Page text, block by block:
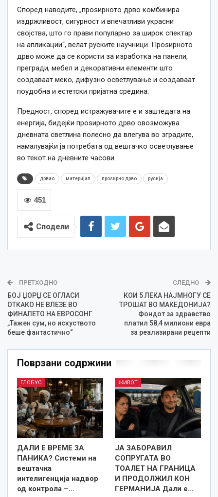
Според наводите, „проѕирното дрво комбинира
издржливост, сигурност и впечатливи украсни
својства, што го прави популарно за широк спектар
на апликации“, велат руските научници. Проѕирното
дрво може да се користи за изработка на панели,
прегради, мебел и декоративни елементи што
создаваат меко, дифузно осветлување и создаваат
поудобна и естетски пријатна средина.
Предност, според истражувачите е и заштедата на
енергија, бидејќи проѕирното дрво овозможува
дневната светлина полесно да влегува во зградите,
намалувајќи ја потребата од вештачко осветлување
во текот на дневните часови.
дрвао материјал проѕирно дрво русија
451
Сподели
ПРЕТХОДНО
БОЈ ЏОРЏ СЕ ОГЛАСИ
ОТКАКО НЕ ВЛЕЗЕ ВО
ФИНАЛЕТО НА ЕВРОСОНГ
„Тажен сум, но искуството
беше фантастично“
СЛЕДНО
КОИ 5 ЛЕКА НАЈМНОГУ СЕ
ТРОШАТ ВО МАКЕДОНИЈА?
Фондот за здравство
платил 58,4 милиони евра
за реализирани рецепти
Поврзани содржини
ГЛОБУС
ДАЛИ Е ВРЕМЕ ЗА
ПАНИКА? Системи на
вештачка
интелигенција надвор
од контрола –…
ЖИВОТ
ЈА ЗАБОРАВИЛ
СОПРУГАТА ВО
ТОАЛЕТ НА ГРАНИЦА
И ПРОДОЛЖИЛ КОН
ГЕРМАНИЈА Дали е…